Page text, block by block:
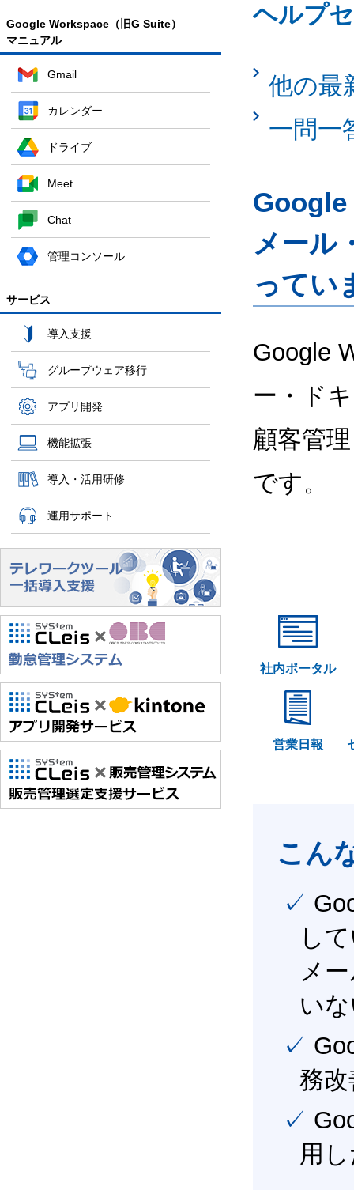
Google Workspace（旧G Suite）
マニュアル
Gmail
カレンダー
ドライブ
Meet
Chat
管理コンソール
サービス
導入支援
グループウェア移行
アプリ開発
機能拡張
導入・活用研修
運用サポート
ヘルプ
他の最
一問一
Google
メール
ってい
Google
ー・ド
顧客管
です。
社内ポータル
営業日報
こん
✓ Google Workspace（旧G Suite） を社内で導入
し
メ
い
✓ Google Workspace（旧G Suite） を活用し、業
務
✓ Google Workspace（旧G Suite） を最大限に活
用